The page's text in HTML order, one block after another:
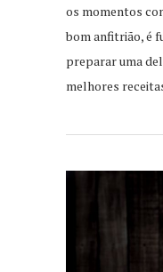
os momentos
bom anfitrião, é
preparar uma
melhores